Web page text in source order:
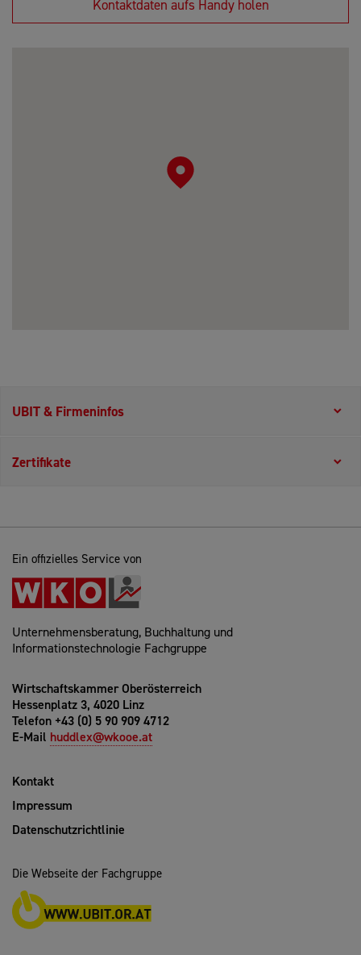
Kontaktdaten aufs Handy holen
UBIT & Firmeninfos
Zertifikate
Ein offizielles Service von
Unternehmensberatung, Buchhaltung und
Informationstechnologie Fachgruppe
Wirtschaftskammer Oberösterreich
Hessenplatz 3, 4020 Linz
Telefon +43 (0) 5 90 909 4712
E-Mail huddlex@wkooe.at
Kontakt
Impressum
Datenschutzrichtlinie
Die Webseite der Fachgruppe